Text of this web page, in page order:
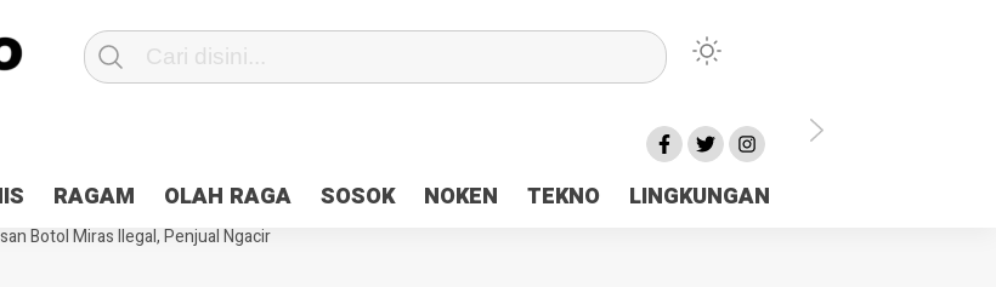
RAGAM OLAH RAGA SOSOK NOKEN TEKNO LINGKUNGAN
di Kota Jayapura
Pesan Sejuk Polri di Deklarasi Pemilu Ceria Tanah Papua
Hibah Pilkada Jayapura Cair 10 Persen, Deposit Kas Daerah Rp23 Miliar Disorot
Botol Miras Ilegal, Penjual Ngacir